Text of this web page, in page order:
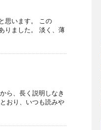
思います。 この
りました。 淡く、薄
ら、長く説明しなき
おり、いつも読みや